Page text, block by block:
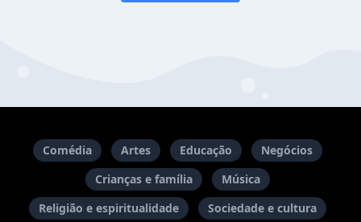
Comédia Artes Educação
Negócios
Crianças e família
Música
Religião e espiritualidade
Sociedade e cultura